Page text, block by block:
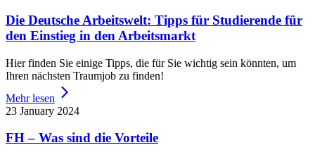
Die Deutsche Arbeitswelt: Tipps für Studierende für
den Einstieg in den Arbeitsmarkt
Hier finden Sie einige Tipps, die für Sie wichtig sein könnten, um
Ihren nächsten Traumjob zu finden!
Mehr lesen
23 January 2024
FH – Was sind die Vorteile